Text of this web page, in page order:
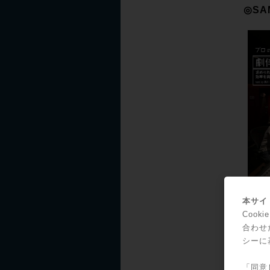
本サ
合わせ
シーに
「同